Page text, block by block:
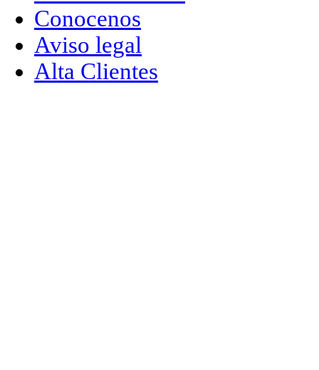
Conocenos
Aviso legal
Alta Clientes